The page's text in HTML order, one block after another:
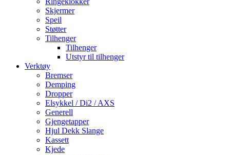
Skjermer
Speil
Støtter
Tilhenger
Tilhenger
Utstyr til tilhenger
Verktøy
Bremser
Demping
Dropper
Elsykkel / Di2 / AXS
Generell
Gjengetapper
Hjul Dekk Slange
Kassett
Kjede